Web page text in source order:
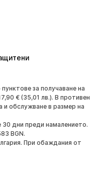
обувки
за получаване на
€ (35,01 лв.). В противен
и обслужване в размер на
дни преди намалението.
BGN.
При обаждания от